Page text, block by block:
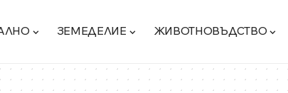
ЗЕМЕДЕЛИЕ ЖИВОТНОВЪДСТВО